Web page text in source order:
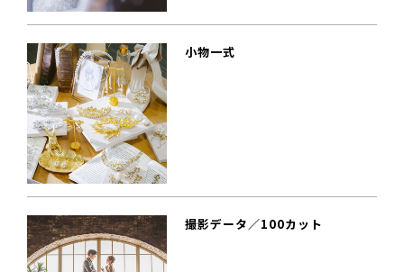
小物一式
撮影データ／100カット